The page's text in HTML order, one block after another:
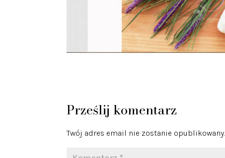
Prześlij komentarz
Twój adres email nie zostanie opublikowany.